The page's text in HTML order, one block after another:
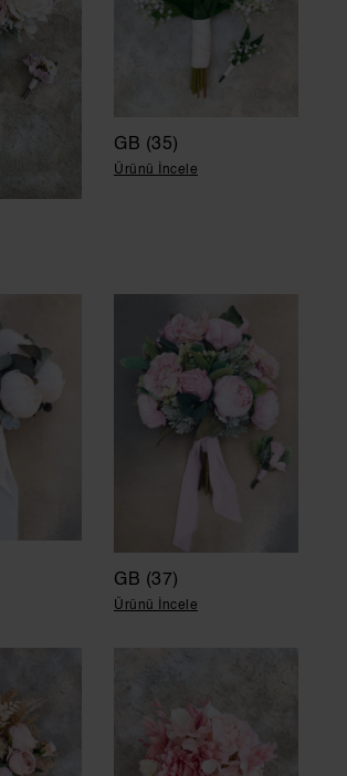
GB (35)
Ürünü İncele
GB (37)
Ürünü İncele